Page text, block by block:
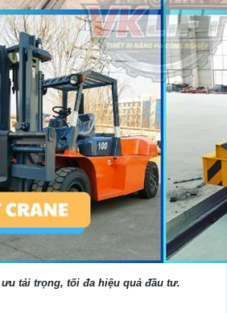
ưu tải trọng, tối đa hiệu quả đầu tư.